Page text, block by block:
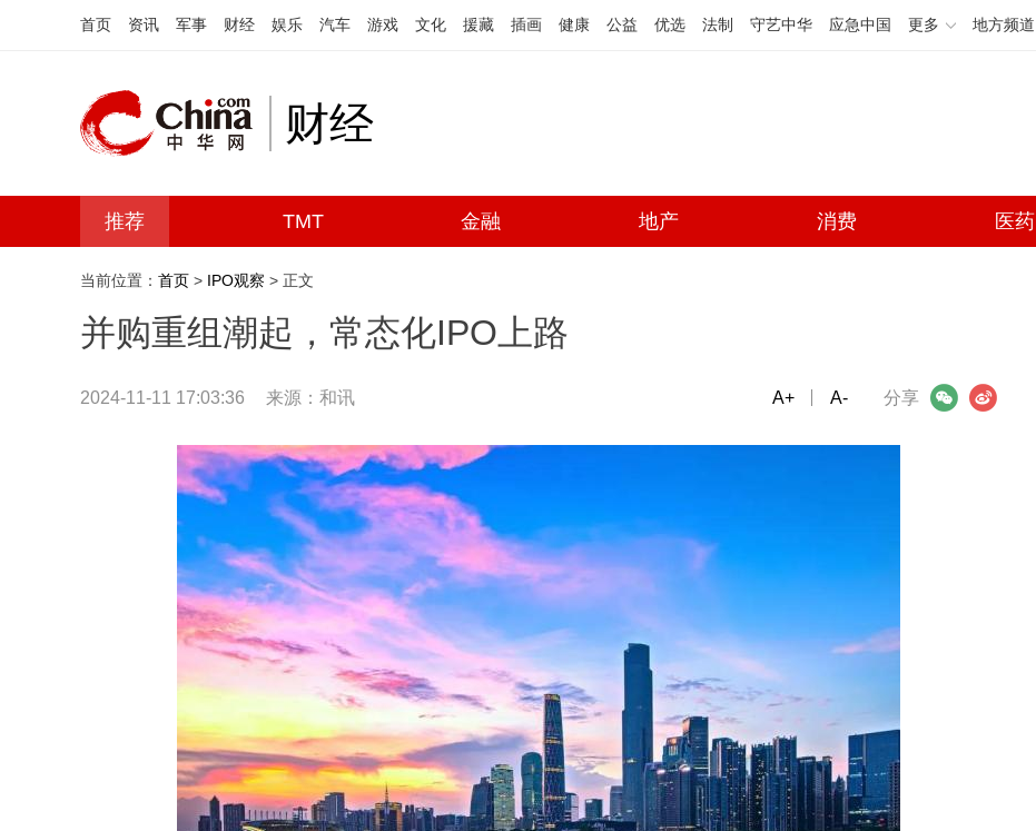
首页 资讯 军事 财经 娱乐 汽车 游戏 文化 援藏 插画 健康 公益 优选 法制 守艺中华 应急中国 更多 地方频道
财经
推荐 TMT 金融 地产 消费 医药
当前位置： 首页 > IPO观察 > 正文
并购重组潮起，常态化IPO上路
2024-11-11 17:03:36 来源：和讯 分享
微信 微博
A+ A-